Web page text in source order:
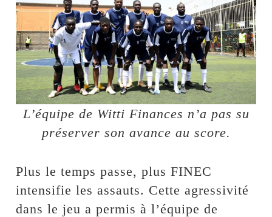
L’équipe de Witti Finances n’a pas su
préserver son avance au score.
Plus le temps passe, plus FINEC
intensifie les assauts. Cette agressivité
dans le jeu a permis à l’équipe de